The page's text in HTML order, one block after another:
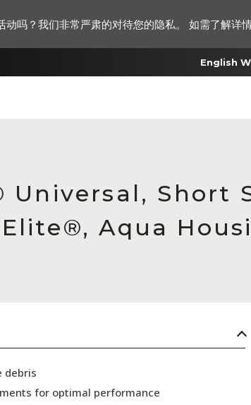
English
Universal, Short
Aqua
debris
for optimal performance
动吗？我们非常严肃的对待您的隐私。 如需了解详